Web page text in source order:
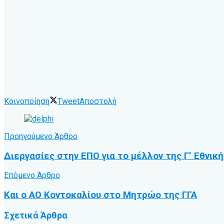
Κοινοποίηση TweetΑποστολή
Προηγούμενο Άρθρο
Διεργασίες στην ΕΠΟ για το μέλλον της Γ’
Επόμενο Άρθρο
Και ο ΑΟ Κοντοκαλίου στο Μητρώο της ΓΓΑ
ΣχετικάΆρθρα